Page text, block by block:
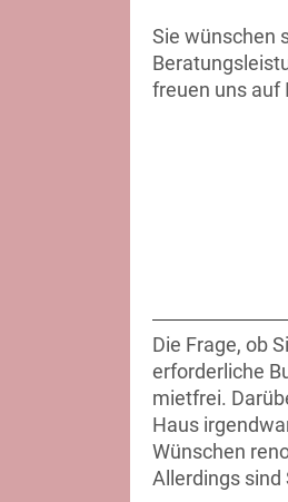
Sie wünschen
freuen uns auf
Die Frage, ob
erforderliche
mietfrei.
Haus
Wünschen
Allerdings sind